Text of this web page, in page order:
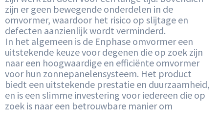
zijn er geen bewegende onderdelen in de
omvormer, waardoor het risico op slijtage en
defecten aanzienlijk wordt verminderd.
In het algemeen is de Enphase omvormer een
uitstekende keuze voor degenen die op zoek zijn
naar een hoogwaardige en efficiënte omvormer
voor hun zonnepanelensysteem. Het product
biedt een uitstekende prestatie en duurzaamheid,
en is een slimme investering voor iedereen die op
zoek is naar een betrouwbare manier om